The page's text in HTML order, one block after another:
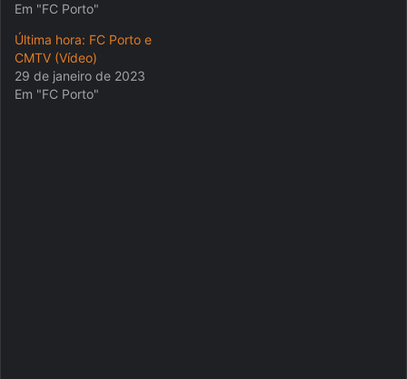
Em "FC Porto"
Última hora: FC Porto e
CMTV (Vídeo)
29 de janeiro de 2023
Em "FC Porto"